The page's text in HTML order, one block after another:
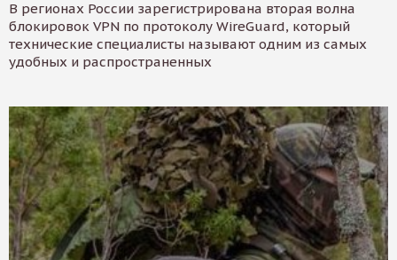
В регионах России зарегистрирована вторая волна
блокировок VPN по протоколу WireGuard, который
технические специалисты называют одним из самых
удобных и распространенных